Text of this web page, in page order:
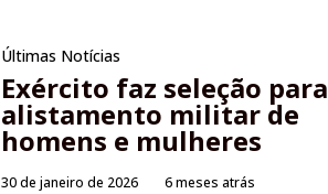
Últimas Notícias
Exército faz seleção para
alistamento militar de
homens e mulheres
30 de janeiro de 2026 6 meses atrás